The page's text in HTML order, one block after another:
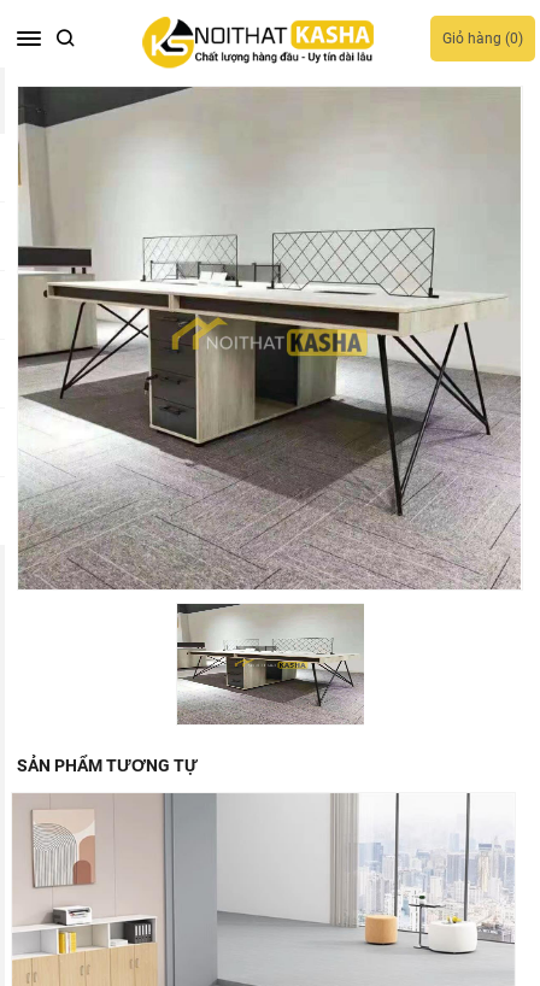
Giỏ hàng (0)
SẢN PHẨM TƯƠNG TỰ